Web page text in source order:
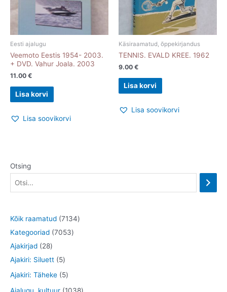
Eesti ajalugu
Veemoto Eestis 1954- 2003.
+ DVD. Vahur Joala. 2003
11.00 €
Lisa korvi
Lisa soovikorvi
Käsiraamatud, õppekirjandus
TENNIS. EVALD KREE. 1962
9.00 €
Lisa korvi
Lisa soovikorvi
Otsing
Kõik raamatud 71347
o
Kategooriad 70537
Ajakirjad 282
8
t
Ajakiri: Siluett 55
t
o
Ajakiri: Täheke 55
t
Ajalugu, kultuur 10381